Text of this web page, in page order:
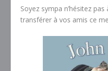
Soyez sympa n’hésitez
transférer à vos amis ce